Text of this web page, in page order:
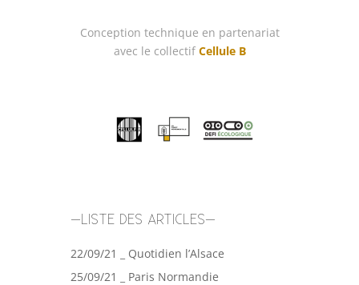
Conception technique en partenariat
avec le collectif Cellule B
–LISTE DES ARTICLES–
22/09/21 _ Quotidien l’Alsace
25/09/21 _ Paris Normandie